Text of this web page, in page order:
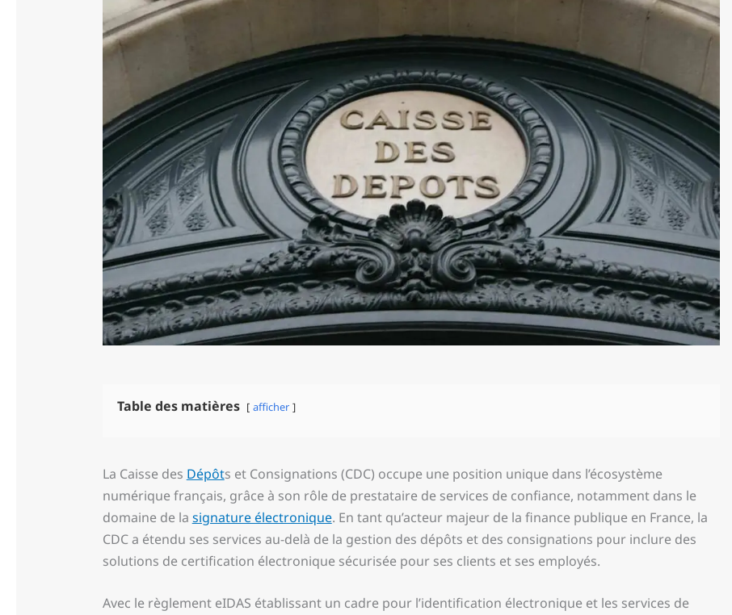
Table des matières afficher
La Caisse des Dépôts et Consignations (CDC) occupe une position unique dans l’écosystème
numérique français, grâce à son rôle de prestataire de services de confiance, notamment dans le
domaine de la signature électronique. En tant qu’acteur majeur de la finance publique en France, la
CDC a étendu ses services au-delà de la gestion des dépôts et des consignations pour inclure des
solutions de certification électronique sécurisée pour ses clients et ses employés.
Avec le règlement eIDAS établissant un cadre pour l’identification électronique et les services de